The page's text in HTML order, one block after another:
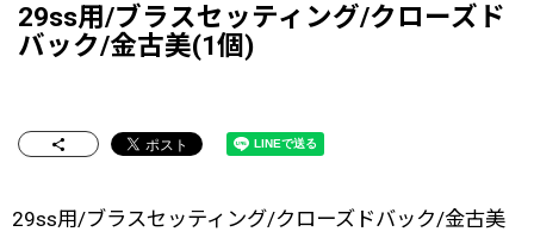
29ss用/ブラスセッティング/クローズド
バック/金古美(1個)
29ss用/ブラスセッティング/クローズドバック/金古美